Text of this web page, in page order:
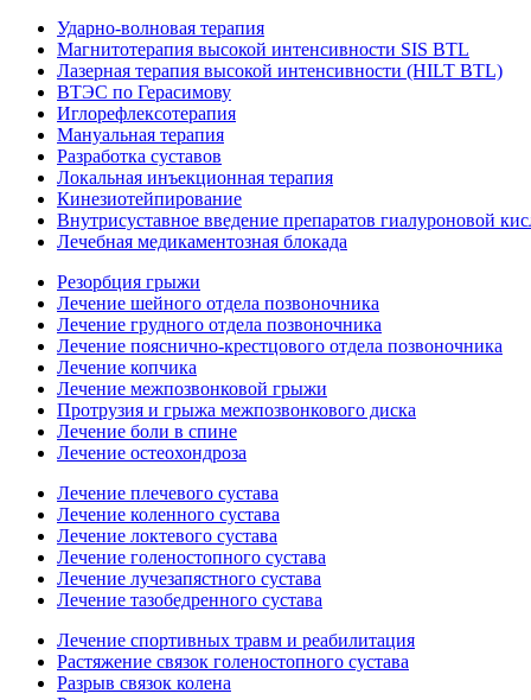
Ударно-волновая терапия
Магнитотерапия высокой интенсивности SIS BTL
Лазерная терапия высокой интенсивности (HILT BTL)
ВТЭС по Герасимову
Иглорефлексотерапия
Мануальная терапия
Разработка суставов
Локальная инъекционная терапия
Кинезиотейпирование
Внутрисуставное введение препаратов гиалуроновой
Лечебная медикаментозная блокада
Резорбция грыжи
Лечение шейного отдела позвоночника
Лечение грудного отдела позвоночника
Лечение пояснично-крестцового отдела позвоночника
Лечение копчика
Лечение межпозвонковой грыжи
Протрузия и грыжа межпозвонкового диска
Лечение боли в спине
Лечение остеохондроза
Лечение плечевого сустава
Лечение коленного сустава
Лечение локтевого сустава
Лечение голеностопного сустава
Лечение лучезапястного сустава
Лечение тазобедренного сустава
Лечение спортивных травм и реабилитация
Растяжение связок голеностопного сустава
Разрыв связок колена